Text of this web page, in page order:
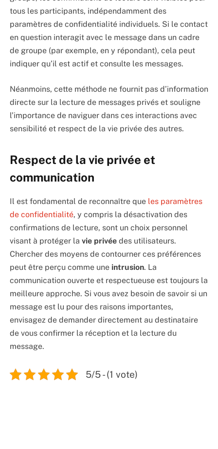
tous les participants, indépendamment des
paramètres de confidentialité individuels. Si le contact
en question interagit avec le message dans un cadre
de groupe (par exemple, en y répondant), cela peut
indiquer qu’il est actif et consulte les messages.
Néanmoins, cette méthode ne fournit pas d’information
directe sur la lecture de messages privés et souligne
l’importance de naviguer dans ces interactions avec
sensibilité et respect de la vie privée des autres.
Respect de la vie privée et
communication
Il est fondamental de reconnaître que les paramètres
de confidentialité, y compris la désactivation des
confirmations de lecture, sont un choix personnel
visant à protéger la vie privée des utilisateurs.
Chercher des moyens de contourner ces préférences
peut être perçu comme une intrusion. La
communication ouverte et respectueuse est toujours la
meilleure approche. Si vous avez besoin de savoir si un
message est lu pour des raisons importantes,
envisagez de demander directement au destinataire
de vous confirmer la réception et la lecture du
message.
5/5 - (1 vote)